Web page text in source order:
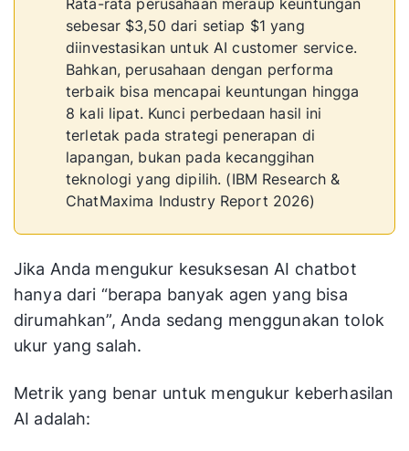
sebesar $3,50 dari setiap $1 yang
diinvestasikan untuk AI customer service.
Bahkan, perusahaan dengan performa
terbaik bisa mencapai keuntungan hingga
8 kali lipat. Kunci perbedaan hasil ini
terletak pada strategi penerapan di
lapangan, bukan pada kecanggihan
teknologi yang dipilih. (IBM Research &
ChatMaxima Industry Report 2026)
Jika Anda mengukur kesuksesan AI chatbot
hanya dari “berapa banyak agen yang bisa
dirumahkan”, Anda sedang menggunakan tolok
ukur yang salah.
Metrik yang benar untuk mengukur keberhasilan
AI adalah: